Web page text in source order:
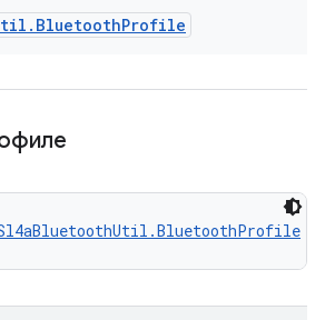
. BluetoothProfile